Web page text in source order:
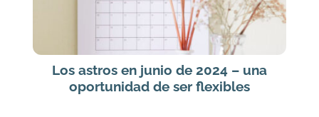
Los astros en junio de 2024 – una
oportunidad de ser flexibles